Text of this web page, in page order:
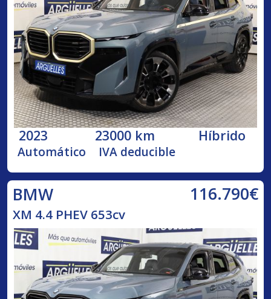
2023 23000 km Híbrido
Automático IVA deducible
BMW 116.790€
XM 4.4 PHEV 653cv